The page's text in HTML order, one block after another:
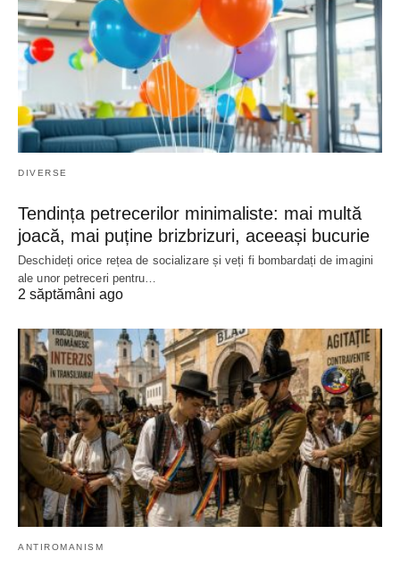
DIVERSE
Tendința petrecerilor minimaliste: mai multă
joacă, mai puține brizbrizuri, aceeași bucurie
Deschideți orice rețea de socializare și veți fi bombardați de imagini
ale unor petreceri pentru…
2 săptămâni ago
ANTIROMANISM